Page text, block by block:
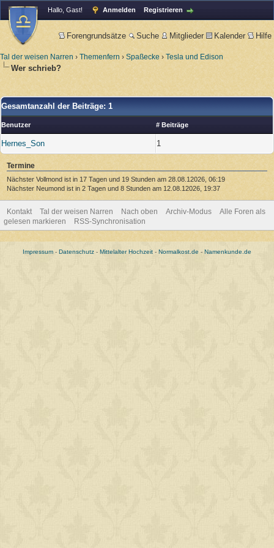
Hallo, Gast! Anmelden Registrieren
Forengrundsätze Suche Mitglieder Kalender Hilfe
Tal der weisen Narren › Themenfern › Spaßecke › Tesla und Edison
Wer schrieb?
Gesamtanzahl der Beiträge: 1
Benutzer # Beiträge
Hernes_Son 1
Termine
Nächster Vollmond ist in 17 Tagen und 19 Stunden am 28.08.12026, 06:19
Nächster Neumond ist in 2 Tagen und 8 Stunden am 12.08.12026, 19:37
Kontakt Tal der weisen Narren Nach oben Archiv-Modus
Alle Foren als
gelesen markieren
RSS-Synchronisation
Impressum - Datenschutz - Mittelalter Hochzeit - Normalkost.de - Namenkunde.de